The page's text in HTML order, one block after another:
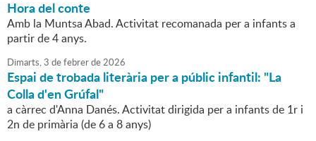
Hora del conte
Amb la Muntsa Abad. Activitat recomanada per a infants a
partir de 4 anys.
Dimarts,3 defebrerde2026
Espai de trobada literària per a públic infantil: "La
Colla d'en Grúfal"
a càrrec d'Anna Danés. Activitat dirigida per a infants de 1r i
2n de primària (de 6 a 8 anys)